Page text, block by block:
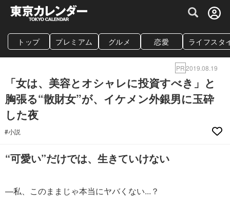
グルメ情報・プレミアムレストラン予約
トップ プレミアム グルメ 恋愛 ライフスタ
PR2019.08.19
「女は、美容とオシャレに投資すべき」と
胸張る“散財女”が、イケメン外銀男に玉砕
した夜
#小説
“可愛い”だけでは、生きていけない
—私、このままじゃ本当にヤバくない...？